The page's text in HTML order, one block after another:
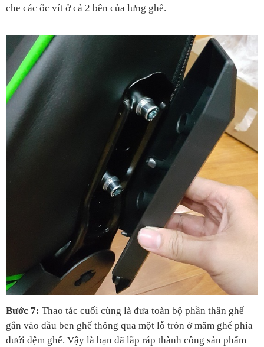
che các ốc vít ở cả 2 bên của lưng ghế.
Bước 7: Thao tác cuối cùng là đưa toàn bộ phần thân ghế
gắn vào đầu ben ghế thông qua một lỗ tròn ở mâm ghế phía
dưới đệm ghế. Vậy là bạn đã lắp ráp thành công sản phẩm